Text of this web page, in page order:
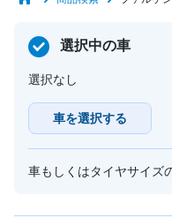
選択中の車
選択なし
車を選択する
車もしくはタイヤサイズ